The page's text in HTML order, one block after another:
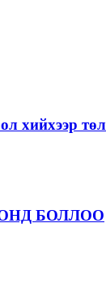
хийхээр
БОЛЛОО